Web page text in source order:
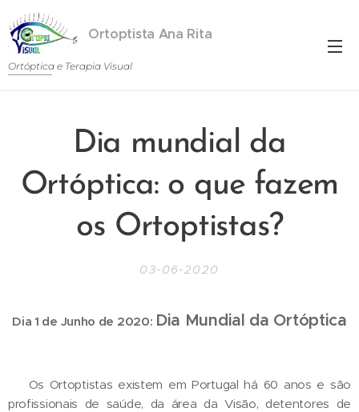
Ortoptista Ana Rita
Ortóptica e Terapia Visual
Dia mundial da
Ortóptica: o que fazem
os Ortoptistas?
03-06-2020
Dia 1 de Junho de 2020: Dia Mundial da Ortóptica
➡️ Os Ortoptistas existem em Portugal há 60 anos e são
profissionais de saúde, da área da Visão, detentores de